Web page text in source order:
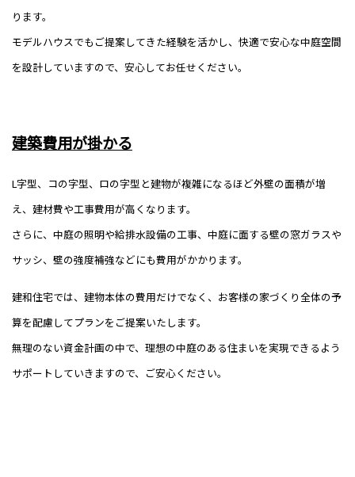
ります。
モデルハウスでもご提案してきた経験を活かし、快適で安心な中庭空間
を設計していますので、安心してお任せください。
建築費用が掛かる
L字型、コの字型、ロの字型と建物が複雑になるほど外壁の面積が増
え、建材費や工事費用が高くなります。
さらに、中庭の照明や給排水設備の工事、中庭に面する壁の窓ガラスや
サッシ、壁の強度補強などにも費用がかかります。
建和住宅では、建物本体の費用だけでなく、お客様の家づくり全体の予
算を配慮してプランをご提案いたします。
無理のない資金計画の中で、理想の中庭のある住まいを実現できるよう
サポートしていきますので、ご安心ください。